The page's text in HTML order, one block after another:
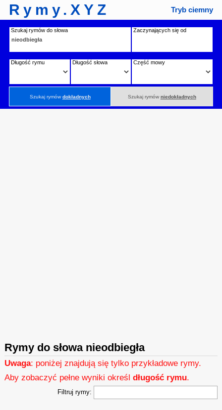
Rymy.XYZ Tryb ciemny
Szukaj rymów do słowa Zaczynających się od
Długość rymu Długość słowa Część mowy
Szukaj rymówdokładnych Szukaj rymów niedokładnych
Rymy do słowa nieodbiegła
Uwaga: poniżej znajdują się tylko przykładowe rymy.
Aby zobaczyć pełne wyniki określdługość rymu.
Filtruj rymy: